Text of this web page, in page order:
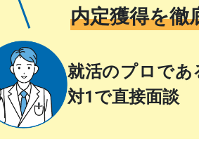
内定獲得を徹
就活のプロであ
対1で直接面談